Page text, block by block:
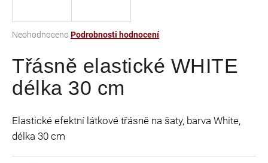
Průměrné
produktu
je
0,0
hvězdiček.
NeohodnocenoPodrobnosti hodnocení
Třásně elastické WHITE
délka 30 cm
Elastické efektní látkové třásně na šaty, barva White,
délka 30 cm
j
t
?